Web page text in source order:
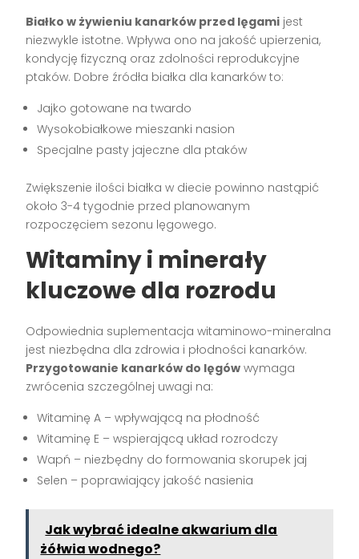
Białko w żywieniu kanarków przed lęgami jest
niezwykle istotne. Wpływa ono na jakość upierzenia,
kondycję fizyczną oraz zdolności reprodukcyjne
ptaków. Dobre źródła białka dla kanarków to:
Jajko gotowane na twardo
Wysokobiałkowe mieszanki nasion
Specjalne pasty jajeczne dla ptaków
Zwiększenie ilości białka w diecie powinno nastąpić
około 3-4 tygodnie przed planowanym
rozpoczęciem sezonu lęgowego.
Witaminy i minerały
kluczowe dla rozrodu
Odpowiednia suplementacja witaminowo-mineralna
jest niezbędna dla zdrowia i płodności kanarków.
Przygotowanie kanarków do lęgów wymaga
zwrócenia szczególnej uwagi na:
Witaminę A – wpływającą na płodność
Witaminę E – wspierającą układ rozrodczy
Wapń – niezbędny do formowania skorupek jaj
Selen – poprawiający jakość nasienia
Jak wybrać idealne akwarium dla
żółwia wodnego?